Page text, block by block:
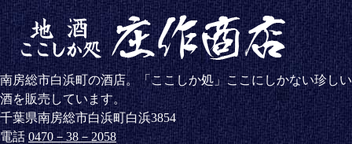
南房総市白浜町の酒店。「ここしか処」ここにしかない珍しい
酒を販売しています。
千葉県南房総市白浜町白浜3854
電話0470－38－2058